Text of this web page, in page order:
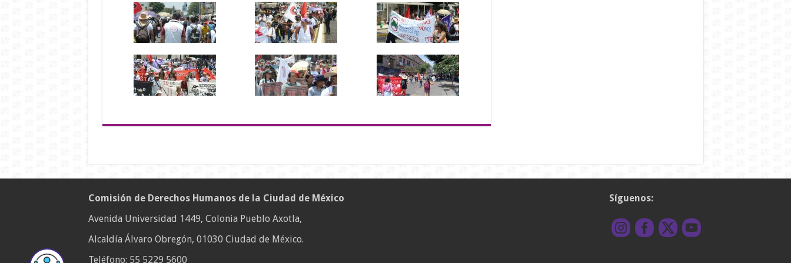
Síguenos:
Comisión de Derechos Humanos de la Ciudad de México
Avenida Universidad 1449, Colonia Pueblo Axotla,
Alcaldía Álvaro Obregón, 01030 Ciudad de México.
Teléfono: 55 5229 5600